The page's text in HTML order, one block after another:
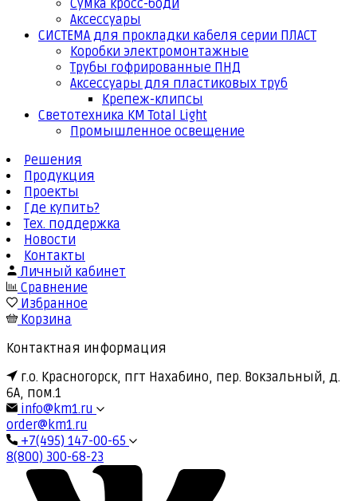
Сумка кросс-боди
Аксессуары
СИСТЕМА для прокладки кабеля серии ПЛАСТ
Коробки электромонтажные
Трубы гофрированные ПНД
Аксессуары для пластиковых труб
Крепеж-клипсы
Светотехника КМ Total Light
Промышленное освещение
Решения
Продукция
Проекты
Где купить?
Тех. поддержка
Новости
Контакты
Личный кабинет
Сравнение
Избранное
Корзина
Контактная информация
г.о. Красногорск, пгт Нахабино, пер. Вокзальный, д.
6А, пом.1
info@km1.ru
order@km1.ru
+7(495) 147-00-65
8(800) 300-68-23